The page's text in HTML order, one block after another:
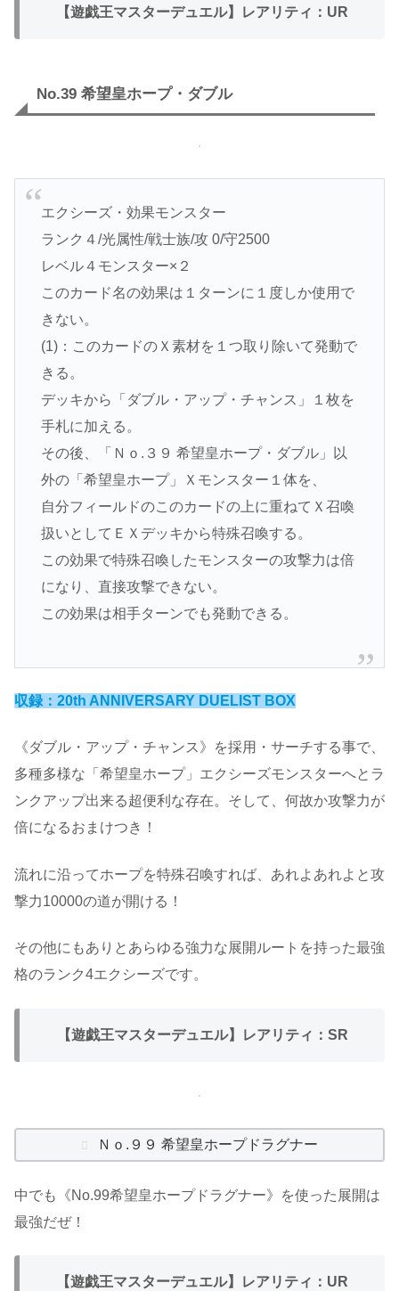
【遊戯王マスターデュエル】レアリティ：UR
No.39 希望皇ホープ・ダブル
エクシーズ・効果モンスター
ランク４/光属性/戦士族/攻 0/守2500
レベル４モンスター×２
このカード名の効果は１ターンに１度しか使用で
きない。
(1)：このカードのＸ素材を１つ取り除いて発動で
きる。
デッキから「ダブル・アップ・チャンス」１枚を
手札に加える。
その後、「Ｎｏ.３９ 希望皇ホープ・ダブル」以
外の「希望皇ホープ」Ｘモンスター１体を、
自分フィールドのこのカードの上に重ねてＸ召喚
扱いとしてＥＸデッキから特殊召喚する。
この効果で特殊召喚したモンスターの攻撃力は倍
になり、直接攻撃できない。
この効果は相手ターンでも発動できる。
収録：20th ANNIVERSARY DUELIST BOX
《ダブル・アップ・チャンス》を採用・サーチする事で、
多種多様な「希望皇ホープ」エクシーズモンスターへとラ
ンクアップ出来る超便利な存在。そして、何故か攻撃力が
倍になるおまけつき！
流れに沿ってホープを特殊召喚すれば、あれよあれよと攻
撃力10000の道が開ける！
その他にもありとあらゆる強力な展開ルートを持った最強
格のランク4エクシーズです。
【遊戯王マスターデュエル】レアリティ：SR
Ｎｏ.９９ 希望皇ホープドラグナー
中でも《No.99希望皇ホープドラグナー》を使った展開は
最強だぜ！
【遊戯王マスターデュエル】レアリティ：UR